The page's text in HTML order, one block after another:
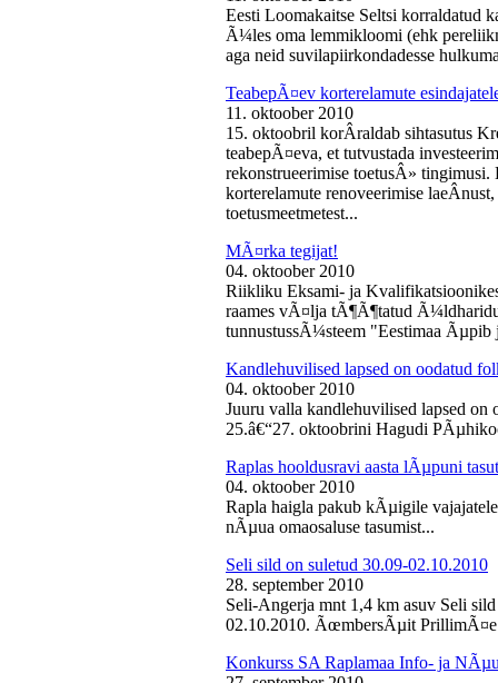
Eesti Loomakaitse Seltsi korraldatud
Ã¼les oma lemmikloomi (ehk
aga neid suvilapiirkondadesse
TeabepÃ¤ev korterelamute
11. oktoober 2010
15. oktoobril korÂ­raldab sihtasutus
teabepÃ¤eva, et tutvustada
rekonstrueerimise toetusÂ»
korterelamute renoveerimise
toetusmeetmetest...
MÃ¤rka tegijat!
04. oktoober 2010
Riikliku Eksami- ja
raames vÃ¤lja tÃ¶Ã¶tatud
tunnustussÃ¼steem "Eestimaa
Kandlehuvilised lapsed on oodatud
04. oktoober 2010
Juuru valla kandlehuvilised lapsed
25.â€“27. oktoobrini Hagudi
Raplas hooldusravi aasta lÃµpuni
04. oktoober 2010
Rapla haigla pakub kÃµigile
nÃµua omaosaluse tasumist...
Seli sild on suletud 30.09-02.10.2010
28. september 2010
Seli-Angerja mnt 1,4 km asuv Seli
02.10.2010. ÃœmbersÃµit
Konkurss SA Raplamaa Info- ja